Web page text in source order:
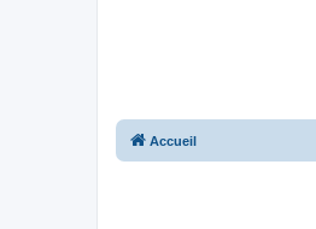
Accueil